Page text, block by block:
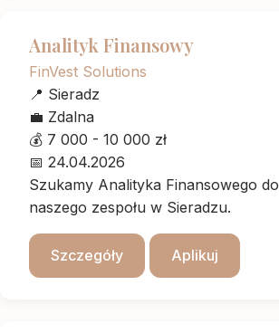
Analityk Finansowy
FinVest Solutions
📍 Sieradz
💼 Zdalna
💰 7 000 - 10 000 zł
📅 24.04.2026
Szukamy Analityka Finansowego do
naszego zespołu w Sieradzu.
Szczegóły Aplikuj